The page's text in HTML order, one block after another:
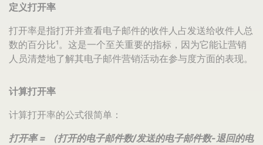
定义打开率
打开率是指打开并查看电子邮件的收件人占发送给收件人总
数的百分比¹。这是一个至关重要的指标，因为它能让营销
人员清楚地了解其电子邮件营销活动在参与度方面的表现。
计算打开率
计算打开率的公式很简单：
打开率 = （打开的电子邮件数/发送的电子邮件数-退回的电